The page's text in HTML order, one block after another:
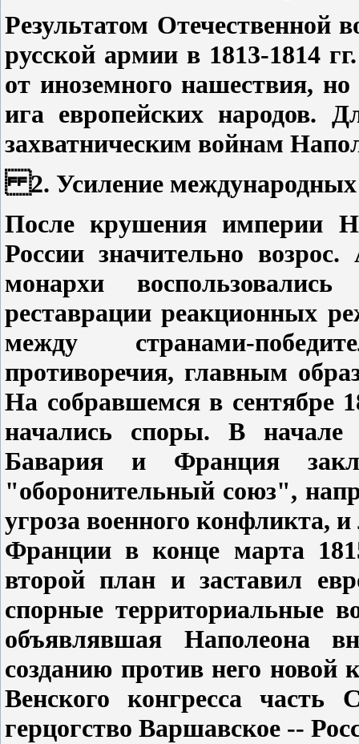
Результатом Отечественной
русской армии в 1813-1814
от иноземного нашествия, но
ига европейских народов.
захватническим войнам
2. Усиление международных
После крушения империи
России значительно
монархи
реставрации реакционных
между странами-
противоречия, главным
На собравшемся в сентябре
начались споры. В
Бавария и Франция
"оборонительный союз",
угроза военного конфликта,
Франции в конце марта
второй план и заставил
спорные территориальные
объявлявшая Наполеона
созданию против него новой
Венского конгресса часть
герцогство Варшавское --